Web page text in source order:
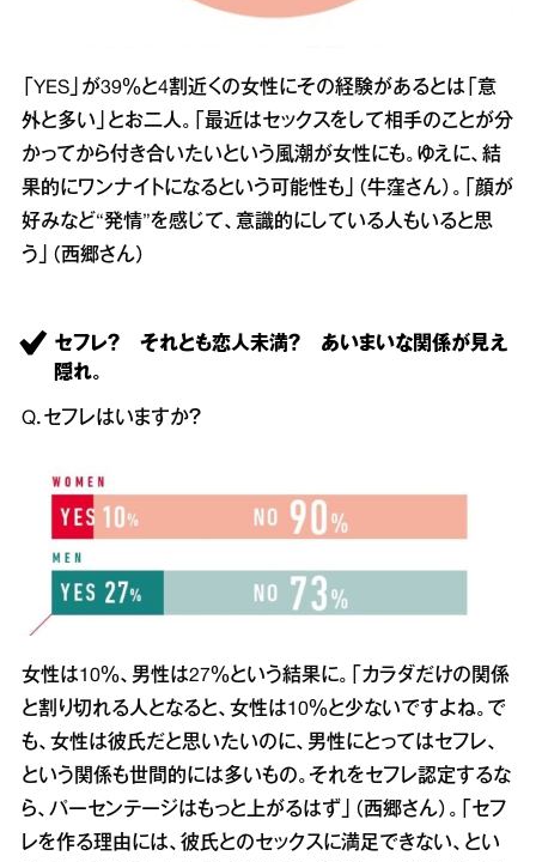
「YES」が39％と4割近くの女性にその経験があるとは「意
外と多い」とお二人。「最近はセックスをして相手のことが分
かってから付き合いたいという風潮が女性にも。ゆえに、結
果的にワンナイトになるという可能性も」（牛窪さん）。「顔が
好みなど“発情”を感じて、意識的にしている人もいると思
う」（西郷さん）
セフレ？ それとも恋人未満？ あいまいな関係が見え
隠れ。
Q．セフレはいますか？
女性は10％、男性は27％という結果に。「カラダだけの関係
と割り切れる人となると、女性は10％と少ないですよね。で
も、女性は彼氏だと思いたいのに、男性にとってはセフレ、
という関係も世間的には多いもの。それをセフレ認定するな
ら、パーセンテージはもっと上がるはず」（西郷さん）。「セフ
レを作る理由には、彼氏とのセックスに満足できない、とい